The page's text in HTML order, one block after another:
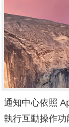
通知中心依照
執行互動操作